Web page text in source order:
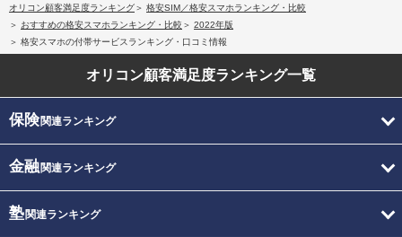
オリコン顧客満足度ランキング
格安SIM／格安スマホランキング・比較
おすすめの格安スマホランキング・比較
2022年版
格安スマホの付帯サービスランキング・口コミ情報
オリコン顧客満足度ランキング一覧
保険関連ランキング
金融関連ランキング
塾関連ランキング